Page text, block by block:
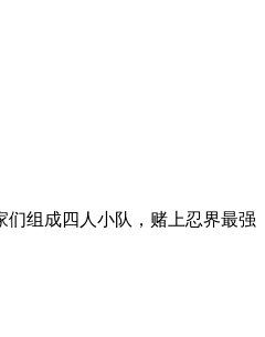
组成四人小队，赌上忍界最强